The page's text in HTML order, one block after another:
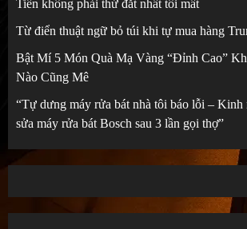
Tiền không phải thứ đắt nhất tôi mất
Từ điển thuật ngữ bỏ túi khi tự mua hàng
Bật Mí 5 Món Quà Mạ Vàng “Đỉnh Cao”
Nào Cũng Mê
“Tự dưng máy rửa bát nhà tôi báo lỗi –
sửa máy rửa bát Bosch sau 3 lần gọi thợ”